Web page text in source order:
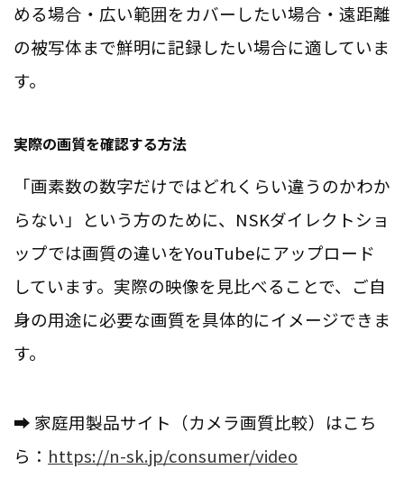
める場合・広い範囲をカバーしたい場合・遠距離
の被写体まで鮮明に記録したい場合に適していま
す。
実際の画質を確認する方法
「画素数の数字だけではどれくらい違うのかわか
らない」という方のために、NSKダイレクトショ
ップでは画質の違いをYouTubeにアップロード
しています。実際の映像を見比べることで、ご自
身の用途に必要な画質を具体的にイメージできま
す。
➡ 家庭用製品サイト（カメラ画質比較）はこち
ら： https://n-sk.jp/consumer/video